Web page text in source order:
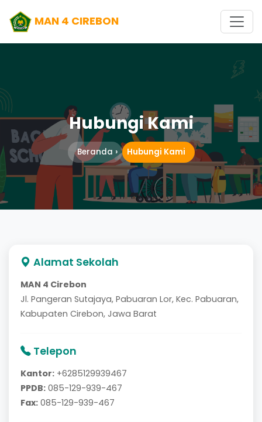
MAN 4 CIREBON
Hubungi Kami
Beranda Hubungi Kami
Alamat Sekolah
MAN 4 Cirebon
Jl. Pangeran Sutajaya, Pabuaran Lor, Kec. Pabuaran,
Kabupaten Cirebon, Jawa Barat
Telepon
Kantor: +6285129939467
PPDB: 085-129-939-467
Fax: 085-129-939-467